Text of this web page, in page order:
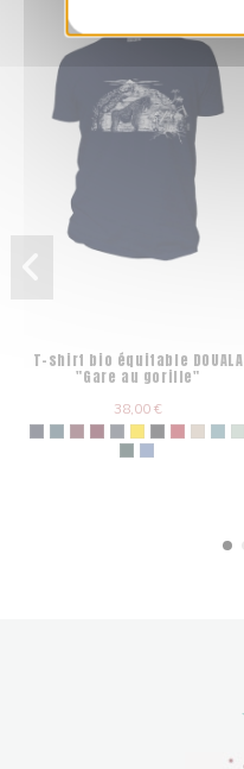
T-shirt bio équitable DOUALA
"Gare au gorille"
38,00 €